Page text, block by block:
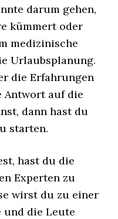
darum gehen,
kümmert oder
medizinische
Urlaubsplanung.
die Erfahrungen
Antwort auf die
dann hast du
starten.
hast du die
Experten zu
wirst du zu einer
die Leute